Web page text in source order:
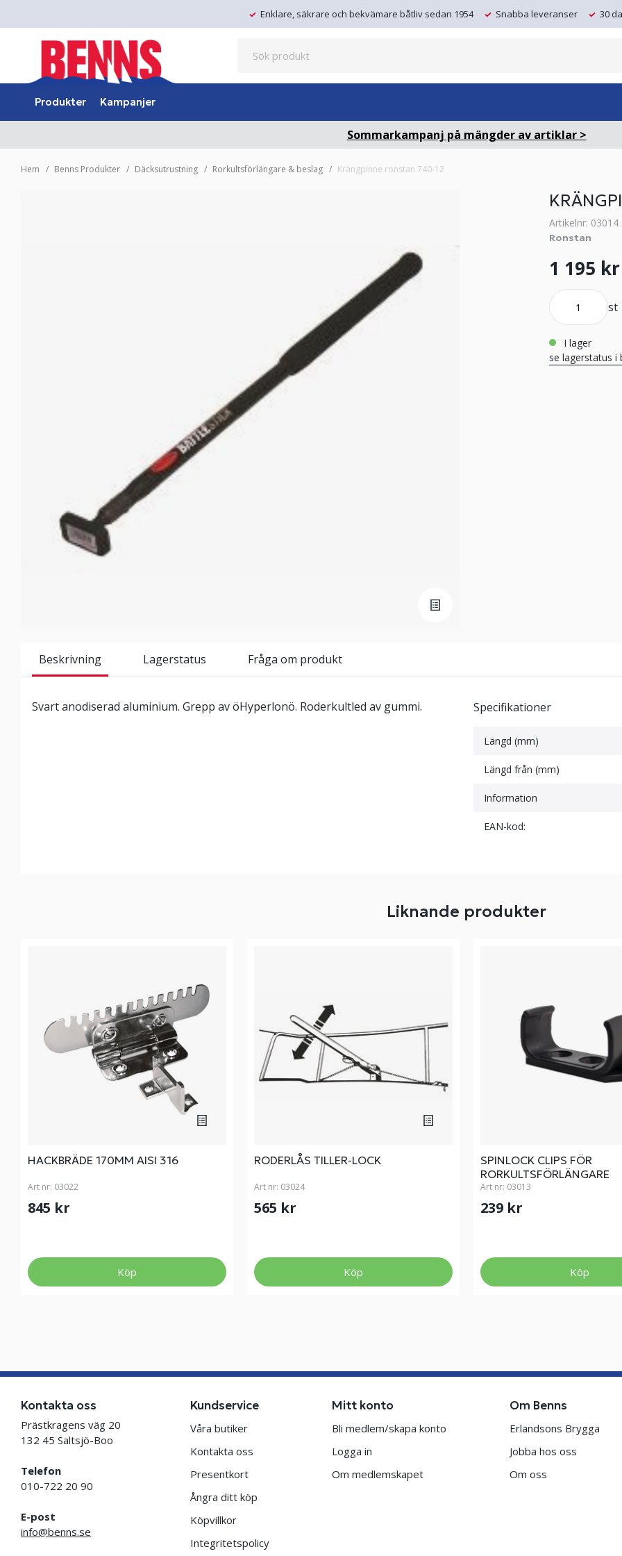
Enklare, säkrare och bekvämare båtliv sedan 1954 Snabba leveranser 30
Produkter Kampanjer
Sommarkampanj på mängder av artiklar >
Hem Benns Produkter Däcksutrustning Rorkultsförlängare & beslag Krängpinne ronstan 740-12
Artikelnr: 03014
Ronstan
1 195 kr
st
i lager
se lagerstatus i
Beskrivning Lagerstatus Fråga om produkt
Svart anodiserad aluminium. Grepp av öHyperlonö. Roderkultled av gummi. Specifikationer
Längd (mm)
Längd från (mm)
Information
EAN-kod:
Liknande produkter
HACKBRÄDE 170MM AISI 316
Art nr: 03022
845 kr
Köp
RODERLÅS TILLER-LOCK
Art nr: 03024
565 kr
Köp
SPINLOCK CLIPS FÖR
RORKULTSFÖRLÄNGARE
Art nr: 03013
239 kr
Köp
Kontakta oss
Prästkragens väg 20
132 45 Saltsjö-Boo
Telefon
010-722 20 90
E-post
info@benns.se
Kundservice
Våra butiker
Kontakta oss
Presentkort
Ångra ditt köp
Köpvillkor
Integritetspolicy
Mitt konto
Bli medlem/skapa konto
Logga in
Om medlemskapet
Om Benns
Erlandsons Brygga
Jobba hos oss
Om oss